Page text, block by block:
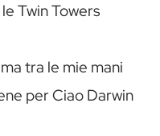
Twin Towers
tra le mie mani
per Ciao Darwin